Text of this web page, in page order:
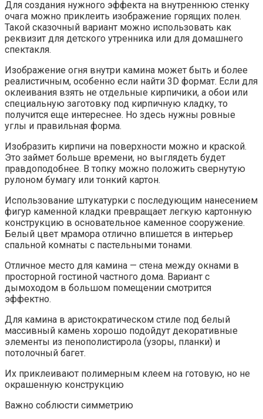
Для создания нужного эффекта на внутреннюю стенку
очага можно приклеить изображение горящих полен.
Такой сказочный вариант можно использовать как
реквизит для детского утренника или для домашнего
спектакля.
Изображение огня внутри камина может быть и более
реалистичным, особенно если найти 3D формат. Если для
оклеивания взять не отдельные кирпичики, а обои или
специальную заготовку под кирпичную кладку, то
получится еще интереснее. Но здесь нужны ровные
углы и правильная форма.
Изобразить кирпичи на поверхности можно и краской.
Это займет больше времени, но выглядеть будет
правдоподобнее. В топку можно положить свернутую
рулоном бумагу или тонкий картон.
Использование штукатурки с последующим нанесением
фигур каменной кладки превращает легкую картонную
конструкцию в основательное каменное сооружение.
Белый цвет мрамора отлично впишется в интерьер
спальной комнаты с пастельными тонами.
Отличное место для камина — стена между окнами в
просторной гостиной частного дома. Вариант с
дымоходом в большом помещении смотрится
эффектно.
Для камина в аристократическом стиле под белый
массивный камень хорошо подойдут декоративные
элементы из пенополистирола (узоры, планки) и
потолочный багет.
Их приклеивают полимерным клеем на готовую, но не
окрашенную конструкцию
Важно соблюсти симметрию